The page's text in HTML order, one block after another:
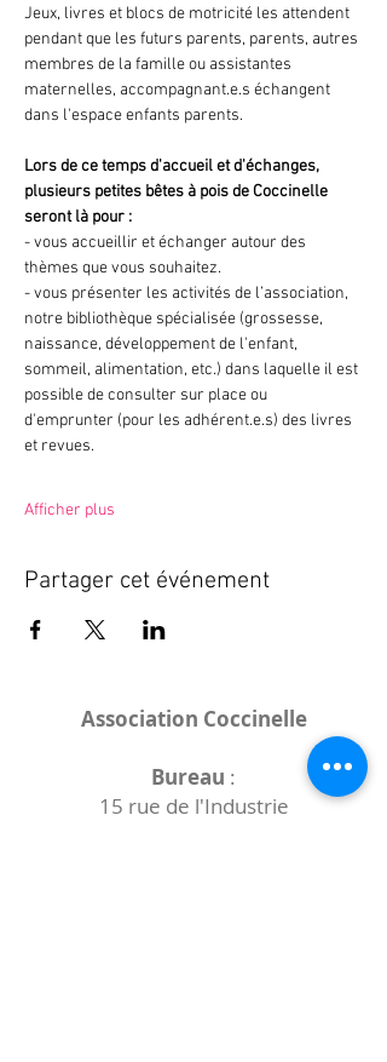
Jeux, livres et blocs de motricité les attendent
pendant que les futurs parents, parents, autres
membres de la famille ou assistantes
maternelles, accompagnant.e.s échangent
dans l'espace enfants parents.
Lors de ce temps d'accueil et d'échanges,
plusieurs petites bêtes à pois de Coccinelle
seront là pour :
- vous accueillir et échanger autour des
thèmes que vous souhaitez.
- vous présenter les activités de l’association,
notre bibliothèque spécialisée (grossesse,
naissance, développement de l'enfant,
sommeil, alimentation, etc.) dans laquelle il est
possible de consulter sur place ou
d'emprunter (pour les adhérent.e.s) des livres
et revues.
Afficher plus
Partager cet événement
Association Coccinelle
Bureau :
15 rue de l'Industrie